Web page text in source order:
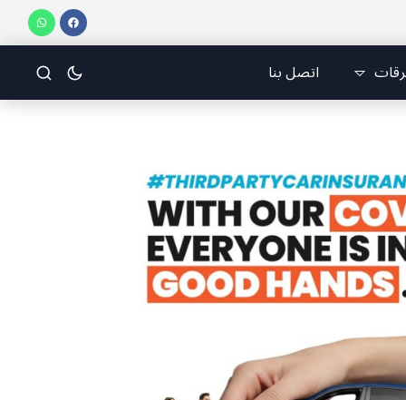
للرياضات الجوّية وجمعية طيّاري ومدرّبي الطيران الشراعي فريق جازو للسباقات
اتصل بنا